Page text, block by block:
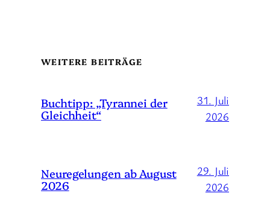
WEITERE BEITRÄGE
Buchtipp: „Tyrannei der
Gleichheit“
31. Juli
2026
Neuregelungen ab August
2026
29. Juli
2026